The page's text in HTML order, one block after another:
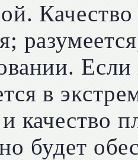
Качество
в
качество
будет